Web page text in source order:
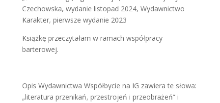
Czechowska, wydanie listopad 2024, Wydawnictwo
Karakter, pierwsze wydanie 2023
Książkę przeczytałam w ramach współpracy
barterowej.
Opis Wydawnictwa Współbycie na IG zawiera te słowa:
„literatura przenikań, przestrojeń i przeobrażeń” i